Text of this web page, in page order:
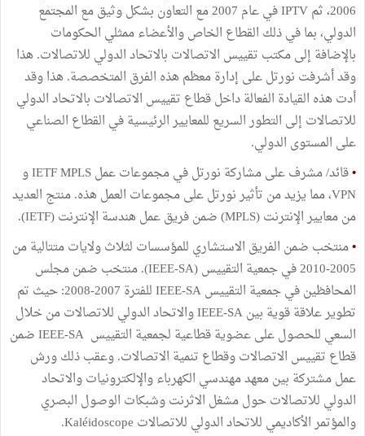
2006، ثم IPTV في عام 2007 مع التعاون بشكل وثيق مع المجتمع
الدولي، بما في ذلك القطاع الخاص والأعضاء ممثلي الحكومات
بالإضافة إلى مكتب تقييس الاتصالات بالاتحاد الدولي للاتصالات. هذا
وقد أشرفت نورتل على إدارة معظم هذه الفرق المتخصصة. هذا وقد
أدت هذه القيادة الفعالة داخل قطاع تقييس الاتصالات بالاتحاد الدولي
للاتصالات إلى التطور السريع للمعايير الرئيسية في القطاع الصناعي
على المستوى الدولي.
•
قائد/ مشرف على مشاركة نورتل في مجموعات عمل IETF MPLS و
VPN، مما يزيد من تأثير نورتل على مجموعات العمل هذه. منتج العديد
من معايير الإنترنت (MPLS) ضمن فريق عمل هندسة الإنترنت (IETF).
•منتخب ضمن الفريق الاستشاري للمؤسسات لثلاث ولايات متتالية من
2005-2010 في جمعية التقييس (IEEE-SA). منتخب ضمن مجلس
المحافظين في جمعية التقييس IEEE-SA للفترة 2007-2008: حيث تم
تطوير علاقة قوية بين IEEE-SA والاتحاد الدولي للاتصالات من خلال
السعي للحصول على عضوية قطاعية لجمعية التقييس IEEE-SA ضمن
قطاع تقييس الاتصالات وقطاع تنمية الاتصالات. وعقب ذلك ورش
عمل مشتركة بين معهد مهندسي الكهرباء والإلكترونيات والاتحاد
الدولي للاتصالات حول مشغل الاثرنت وشبكات الوصول البصري
والمؤتمر الأكاديمي للاتحاد الدولي للاتصالات Kaléidoscope.